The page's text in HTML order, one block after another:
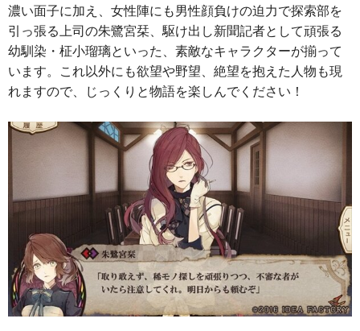
濃い面子に加え、女性陣にも男性顔負けの迫力で探索部を
引っ張る上司の朱鷺宮栞、駆け出し新聞記者として頑張る
幼馴染・柾小瑠璃といった、素敵なキャラクターが揃って
います。これ以外にも欲望や野望、絶望を抱えた人物も現
れますので、じっくりと物語を楽しんでください！